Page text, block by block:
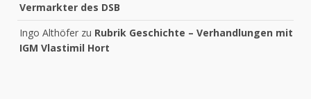
Vermarkter des DSB
Ingo Althöfer zu Rubrik Geschichte – Verhandlungen mit
IGM Vlastimil Hort